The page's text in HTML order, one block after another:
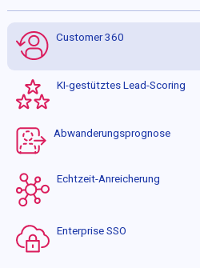
Customer 360
KI-gestütztes Lead-Scoring
Abwanderungsprognose
Echtzeit-Anreicherung
Enterprise SSO